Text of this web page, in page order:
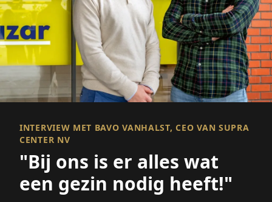
INTERVIEW MET BAVO VANHALST, CEO VAN SUPRA
CENTER NV
"Bij ons is er alles wat
een gezin nodig heeft!"